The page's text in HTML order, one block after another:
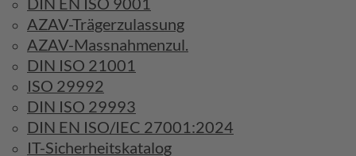
AZAV-Trägerzulassung
AZAV-Massnahmenzul.
DIN ISO 21001
ISO 29992
DIN ISO 29993
DIN EN ISO/IEC 27001:2024
IT-Sicherheitskatalog